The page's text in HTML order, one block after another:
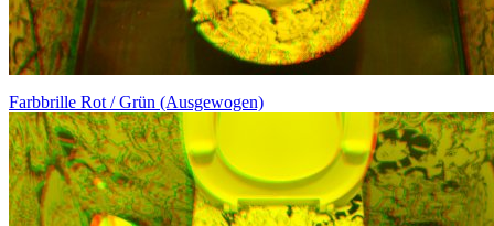
Farbbrille Rot / Grün (Ausgewogen)